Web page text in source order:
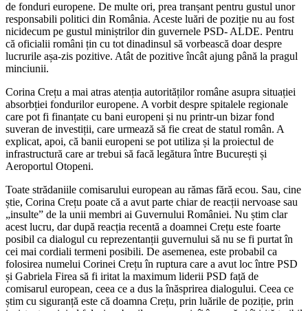
de fonduri europene. De multe ori, prea tranșant pentru gustul unor
responsabili politici din România. Aceste luări de poziție nu au fost
nicidecum pe gustul miniștrilor din guvernele PSD- ALDE. Pentru
că oficialii români țin cu tot dinadinsul să vorbească doar despre
lucrurile așa-zis pozitive. Atât de pozitive încât ajung până la pragul
minciunii.
Corina Crețu a mai atras atenția autorităților române asupra situației
absorbției fondurilor europene. A vorbit despre spitalele regionale
care pot fi finanțate cu bani europeni și nu printr-un bizar fond
suveran de investiții, care urmează să fie creat de statul român. A
explicat, apoi, că banii europeni se pot utiliza și la proiectul de
infrastructură care ar trebui să facă legătura între București și
Aeroportul Otopeni.
Toate strădaniile comisarului european au rămas fără ecou. Sau, cine
știe, Corina Crețu poate că a avut parte chiar de reacții nervoase sau
„insulte” de la unii membri ai Guvernului României. Nu știm clar
acest lucru, dar după reacția recentă a doamnei Crețu este foarte
posibil ca dialogul cu reprezentanții guvernului să nu se fi purtat în
cei mai cordiali termeni posibili. De asemenea, este probabil ca
folosirea numelui Corinei Crețu în ruptura care a avut loc între PSD
și Gabriela Firea să fi iritat la maximum liderii PSD față de
comisarul european, ceea ce a dus la înăsprirea dialogului. Ceea ce
știm cu siguranță este că doamna Crețu, prin luările de poziție, prin